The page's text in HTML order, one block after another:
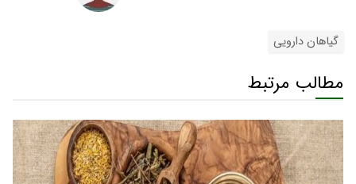
گیاهان دارویی
مطالب مرتبط